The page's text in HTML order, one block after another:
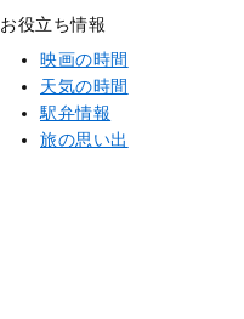
お役立ち情報
映画の時間
天気の時間
駅弁情報
旅の思い出